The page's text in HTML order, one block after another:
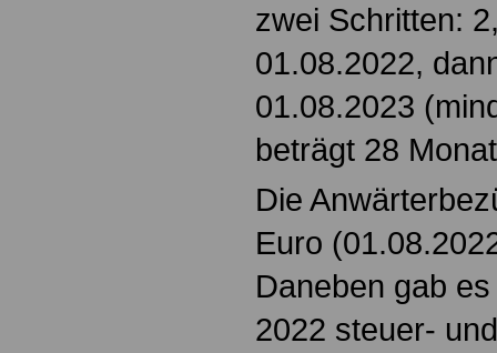
zwei Schritten:
01.08.2022,
01.08.2023
beträgt 28
Die
Euro
Daneben gab
2022 steuer-